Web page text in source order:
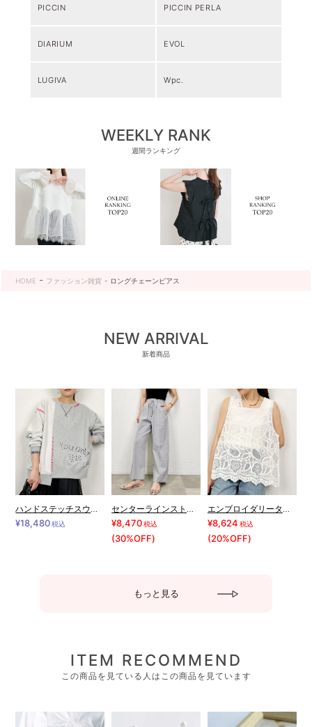
PICCIN PICCIN PERLA
DIARIUM EVOL
LUGIVA Wpc.
WEEKLY RANK
週間ランキング
HOME ファッション雑貨 ロングチェーンピアス
NEW ARRIVAL
新着商品
ハンドステッチスウェット
¥18,480税込
センターラインストレッチワイドパンツ
¥8,470税込
(30%OFF)
エンブロイダリータンクトップ
¥8,624 税込
(20%OFF)
もっと見る
ITEM RECOMMEND
この商品を見ている人はこの商品を見ています